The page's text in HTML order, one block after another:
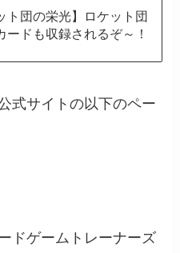
ト団の栄光】ロケット団
ードも収録されるぞ～！
式サイトの以下のペー
ドゲームトレーナーズ